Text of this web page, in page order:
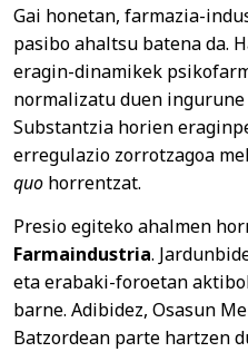
Gai honetan, farmazia-
pasibo ahaltsu batena da.
eragin-dinamikek
normalizatu duen
Substantzia horien
erregulazio zorrotzagoa
quo horrentzat.
Presio egiteko ahalmen
Farmaindustria.
eta erabaki-foroetan
barne. Adibidez, Osasun
Batzordean parte hartzen